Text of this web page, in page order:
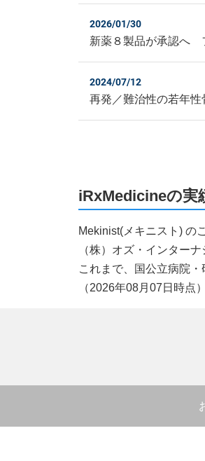
2026/01/30
新薬８製品が承認へ
2024/07/12
再発／難治性の若年
iRxMedicineの実
Mekinist(メキニスト) の
（株）オズ・インター
これまで、国公立病院・
（2026年08月07日時点）